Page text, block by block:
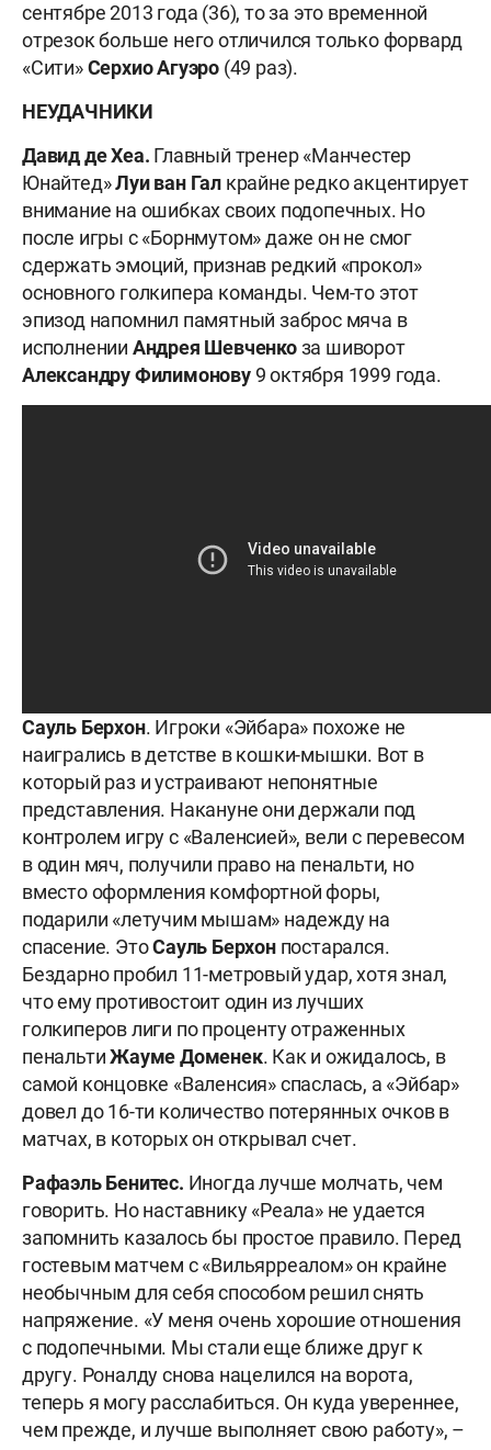
сентябре 2013 года (36), то за это временной
отрезок больше него отличился только форвард
«Сити»Серхио Агуэро (49 раз).
НЕУДАЧНИКИ
Давид де Хеа. Главный тренер «Манчестер
Юнайтед»Луи ван Гал крайне редко акцентирует
внимание на ошибках своих подопечных. Но
после игры с «Борнмутом» даже он не смог
сдержать эмоций, признав редкий «прокол»
основного голкипера команды. Чем-то этот
эпизод напомнил памятный заброс мяча в
исполнении Андрея Шевченкоза шиворот
Александру Филимонову9 октября 1999 года.
Сауль Берхон. Игроки «Эйбара» похоже не
наигрались в детстве в кошки-мышки. Вот в
который раз и устраивают непонятные
представления. Накануне они держали под
контролем игру с «Валенсией», вели с перевесом
в один мяч, получили право на пенальти, но
вместо оформления комфортной форы,
подарили «летучим мышам» надежду на
спасение. ЭтоСауль Берхонпостарался.
Бездарно пробил 11-метровый удар, хотя знал,
что ему противостоит один из лучших
голкиперов лиги по проценту отраженных
пенальтиЖауме Доменек. Как и ожидалось, в
самой концовке «Валенсия» спаслась, а «Эйбар»
довел до 16-ти количество потерянных очков в
матчах, в которых он открывал счет.
Рафаэль Бенитес. Иногда лучше молчать, чем
говорить. Но наставнику «Реала» не удается
запомнить казалось бы простое правило. Перед
гостевым матчем с «Вильярреалом» он крайне
необычным для себя способом решил снять
напряжение. «У меня очень хорошие отношения
с подопечными. Мы стали еще ближе друг к
другу. Роналду снова нацелился на ворота,
теперь я могу расслабиться. Он куда увереннее,
чем прежде, и лучше выполняет свою работу», –